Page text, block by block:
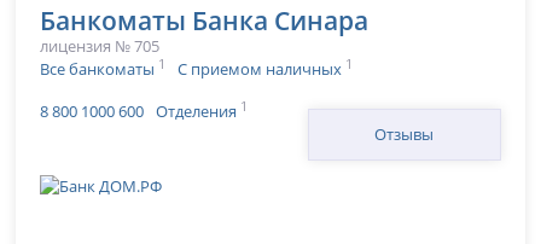
Банкоматы Банка Синара
лицензия № 705
Все банкоматы 1 С приемом наличных 1
8 800 1000 600 Отделения 1
Отзывы